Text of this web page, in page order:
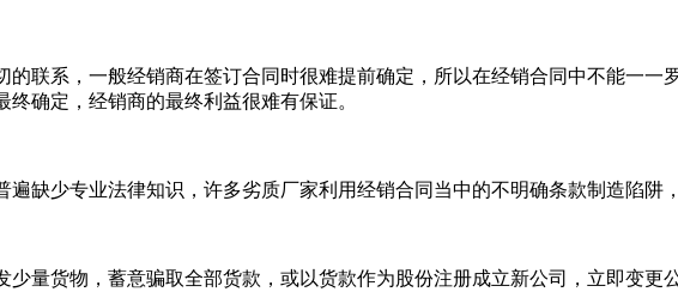
联系，一般经销商在签订合同时很难提前确定，所以在经销合同中不能一一
确定，经销商的最终利益很难有保证。
缺少专业法律知识，许多劣质厂家利用经销合同当中的不明确条款制造陷阱
量货物，蓄意骗取全部货款，或以货款作为股份注册成立新公司，立即变更